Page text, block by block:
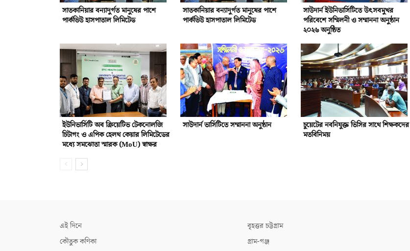
সাতকানিয়ার বন্যাদুর্গত মানুষের পাশে
পার্কভিউ হাসপাতাল লিমিটেড
সাতকানিয়ার বন্যাদুর্গত মানুষের পাশে
পার্কভিউ হাসপাতাল লিমিটেড
সাউদার্ন ইউনিভার্সিটিতে উৎসবমুখর
পরিবেশে সম্মিলনী ও সম্মাননা অনুষ্ঠান
২০২৬ অনুষ্ঠিত
ইউনিভার্সিটি অব ক্রিয়েটিভ টেকনোলজি
চিটাগং ও এপিক হেলথ কেয়ার লিমিটেডের
মধ্যে সমঝোতা স্মারক (MoU) স্বাক্ষর
সাউদার্ন ভার্সিটিতে সম্মাননা অনুষ্ঠান
চুয়েটের নবনিযুক্ত ভিসির সাথে শিক্ষকদের
মতবিনিময়
এই দিনে
কৌতুক কণিকা
বৃহত্তর চট্টগ্রাম
গ্রাম-গঞ্জ